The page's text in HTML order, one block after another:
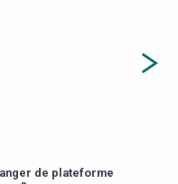
de plateforme